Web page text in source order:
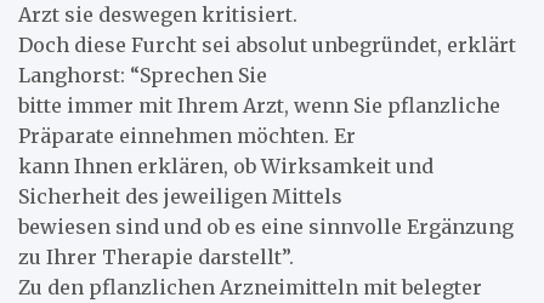
Arzt sie deswegen kritisiert.
Doch diese Furcht sei absolut unbegründet, erklärt
Langhorst: “Sprechen Sie
bitte immer mit Ihrem Arzt, wenn Sie pflanzliche
Präparate einnehmen möchten. Er
kann Ihnen erklären, ob Wirksamkeit und
Sicherheit des jeweiligen Mittels
bewiesen sind und ob es eine sinnvolle Ergänzung
zu Ihrer Therapie darstellt”.
Zu den pflanzlichen Arzneimitteln mit belegter